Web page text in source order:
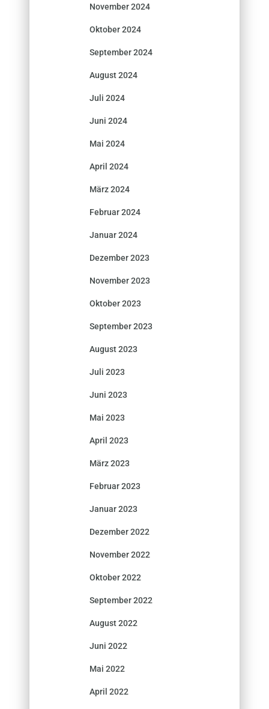
November 2024
Oktober 2024
September 2024
August 2024
Juli 2024
Juni 2024
Mai 2024
April 2024
März 2024
Februar 2024
Januar 2024
Dezember 2023
November 2023
Oktober 2023
September 2023
August 2023
Juli 2023
Juni 2023
Mai 2023
April 2023
März 2023
Februar 2023
Januar 2023
Dezember 2022
November 2022
Oktober 2022
September 2022
August 2022
Juni 2022
Mai 2022
April 2022